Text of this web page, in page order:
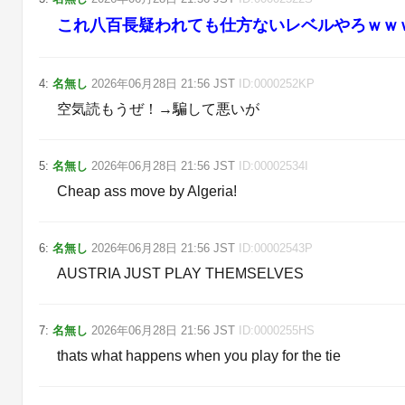
これ八百長疑われても仕方ないレベルやろｗｗ
4: 名無し 2026年06月28日 21:56 JST ID:0000252KP
空気読もうぜ！→騙して悪いが
5: 名無し 2026年06月28日 21:56 JST ID:00002534I
Cheap ass move by Algeria!
6: 名無し 2026年06月28日 21:56 JST ID:00002543P
AUSTRIA JUST PLAY THEMSELVES
7: 名無し 2026年06月28日 21:56 JST ID:0000255HS
thats what happens when you play for the tie